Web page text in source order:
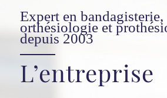
Expert en bandagisterie,
orthésiologie et
depuis 2003
L’entreprise